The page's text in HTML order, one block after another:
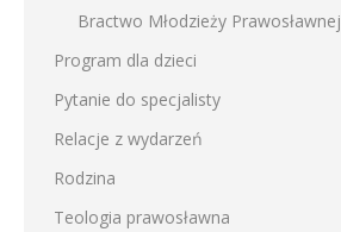
Bractwo Młodzieży Prawosławnej
Program dla dzieci
Pytanie do specjalisty
Relacje z wydarzeń
Rodzina
Teologia prawosławna